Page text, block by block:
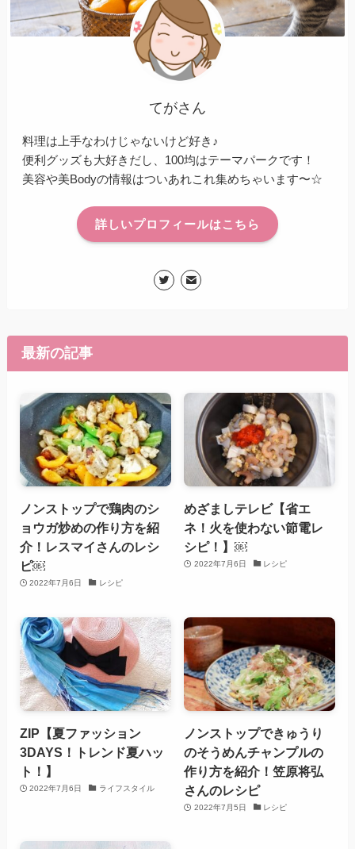
てがさん
料理は上手なわけじゃないけど好き♪
便利グッズも大好きだし、100均はテーマパークです！
美容や美Bodyの情報はついあれこれ集めちゃいます〜☆
詳しいプロフィールはこちら
最新の記事
ノンストップで鶏肉のシ
ョウガ炒めの作り方を紹
介！レスマイさんのレシ
ピ￼
2022年7月6日 レシピ
めざましテレビ【省エ
ネ！火を使わない節電レ
シピ！】￼
2022年7月6日 レシピ
ZIP【夏ファッション
3DAYS！トレンド夏ハッ
ト！】
2022年7月6日 ライフスタイル
ノンストップできゅうり
のそうめんチャンプルの
作り方を紹介！笠原将弘
さんのレシピ
2022年7月5日 レシピ